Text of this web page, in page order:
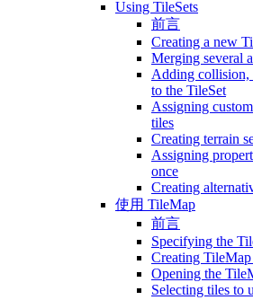
Using TileSets
前言
Creating a new
Merging several
Adding collision,
to the TileSet
Assigning
tiles
Creating terrain
Assigning
once
Creating
使用 TileMap
前言
Specifying the
Creating
Opening the
Selecting tiles to